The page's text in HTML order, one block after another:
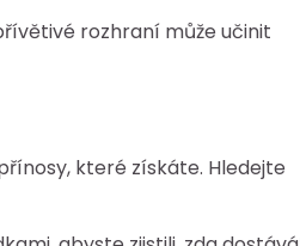
rozhraní může učinit
které získáte. Hledejte